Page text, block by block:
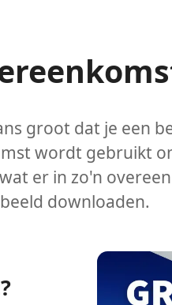
groot dat je een
wordt gebruikt
er in zo'n
downloaden.